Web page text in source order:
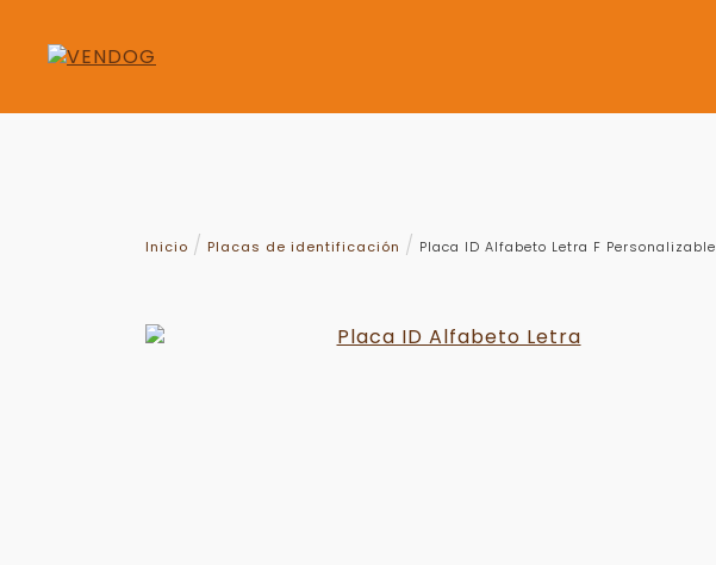
Inicio Placas de identificación Placa ID Alfabeto Letra F Personalizable